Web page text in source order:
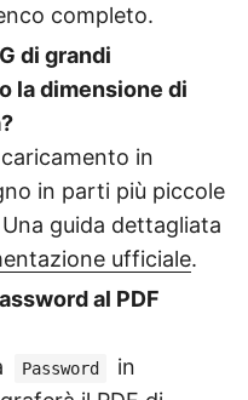
completo.
di grandi
la dimensione di
in
in parti più piccole
guida dettagliata
ufficiale.
al PDF
Password in